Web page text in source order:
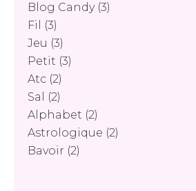
Blog Candy(3)
Fil
(3)
Jeu (3)
Petit (3)
Atc (2)
Sal
(2)
Alphabet (2)
Astrologique (2)
Bavoir (2)